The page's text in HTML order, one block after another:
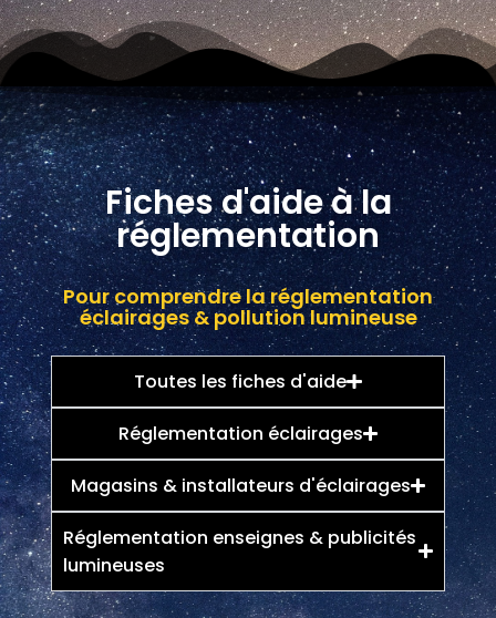
Fiches d'aide à la
réglementation
Pour comprendre la réglementation
éclairages & pollution lumineuse
Toutes les fiches d'aide
Réglementation éclairages
Magasins & installateurs d'éclairages
Réglementation enseignes & publicités
lumineuses